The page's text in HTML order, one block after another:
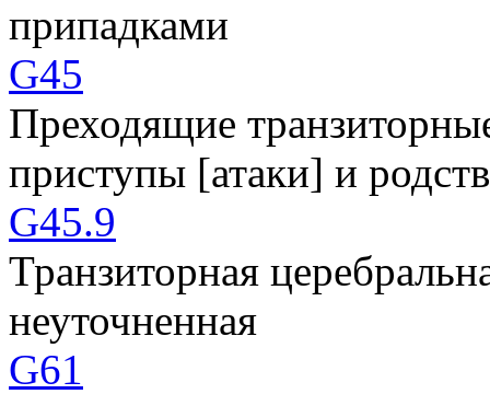
припадками
G45
Преходящие
приступы [атаки] и
G45.9
Транзиторная
неуточненная
G61